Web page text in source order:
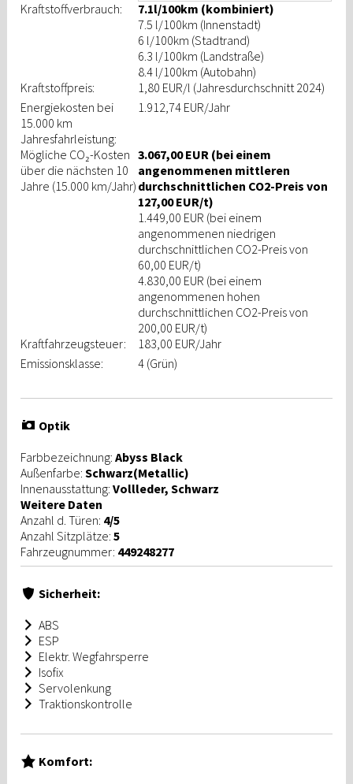
Kraftstoffverbrauch:
7.1l/100km (kombiniert)
7.5 l/100km (Innenstadt)
6 l/100km (Stadtrand)
6.3 l/100km (Landstraße)
8.4 l/100km (Autobahn)
Kraftstoffpreis:
1,80 EUR/l (Jahresdurchschnitt 2024)
Energiekosten bei
15.000 km
Jahresfahrleistung:
1.912,74 EUR/Jahr
Mögliche CO₂-Kosten
über die nächsten 10
Jahre (15.000 km/Jahr)
3.067,00 EUR (bei einem
angenommenen mittleren
durchschnittlichen CO2-Preis von
127,00 EUR/t)
1.449,00 EUR (bei einem
angenommenen niedrigen
durchschnittlichen CO2-Preis von
60,00 EUR/t)
4.830,00 EUR (bei einem
angenommenen hohen
durchschnittlichen CO2-Preis von
200,00 EUR/t)
Kraftfahrzeugsteuer:
183,00 EUR/Jahr
Emissionsklasse:
4 (Grün)
Optik
Farbbezeichnung: Abyss Black
Außenfarbe: Schwarz(Metallic)
Innenausstattung: Vollleder, Schwarz
Weitere Daten
Anzahl d. Türen: 4/5
Anzahl Sitzplätze: 5
Fahrzeugnummer: 449248277
Sicherheit:
ABS
ESP
Elektr. Wegfahrsperre
Isofix
Servolenkung
Traktionskontrolle
Komfort: